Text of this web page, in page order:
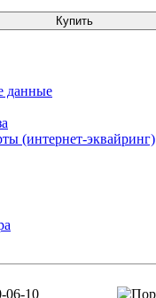
Купить
данные
(интернет-эквайринг)
06-10